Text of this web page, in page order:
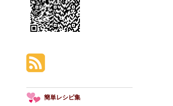
簡単レシピ集